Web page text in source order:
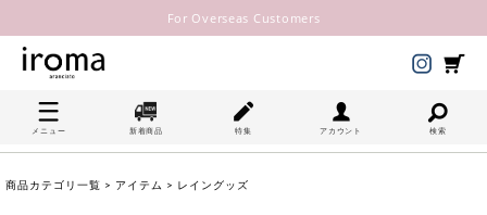
For Overseas Customers
メニュー 新着商品 特集 アカウント 検索
商品カテゴリ一覧 > アイテム > レイングッズ